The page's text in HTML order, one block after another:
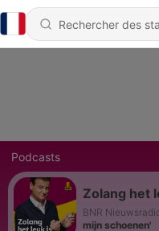
Podcasts
Zolang het
BNR
mijn schoenen'